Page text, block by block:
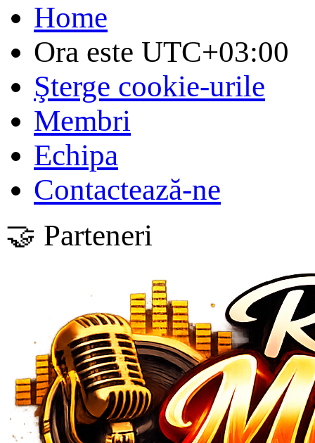
Home
Ora este UTC+03:00
Şterge cookie-urile
Membri
Echipa
Contactează-ne
🤝 Parteneri